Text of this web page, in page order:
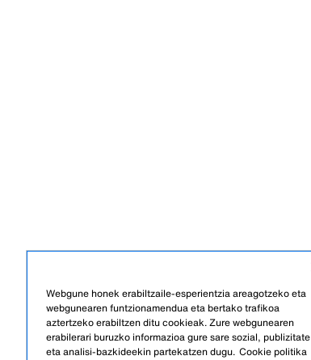
Webgune honek erabiltzaile-esperientzia areagotzeko eta
webgunearen funtzionamendua eta bertako trafikoa
aztertzeko erabiltzen ditu cookieak. Zure webgunearen
erabilerari buruzko informazioa gure sare sozial, publizitate
eta analisi-bazkideekin partekatzen dugu. Cookie politika